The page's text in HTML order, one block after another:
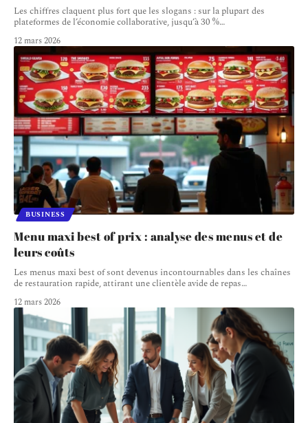
Les chiffres claquent plus fort que les slogans : sur la plupart des
plateformes de l’économie collaborative, jusqu’à 30 %…
12 mars 2026
BUSINESS
Menu maxi best of prix : analyse des menus et de
leurs coûts
Les menus maxi best of sont devenus incontournables dans les chaînes
de restauration rapide, attirant une clientèle avide de repas…
12 mars 2026